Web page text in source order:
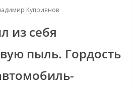
Куприянов
из себя
пыль. Гордость